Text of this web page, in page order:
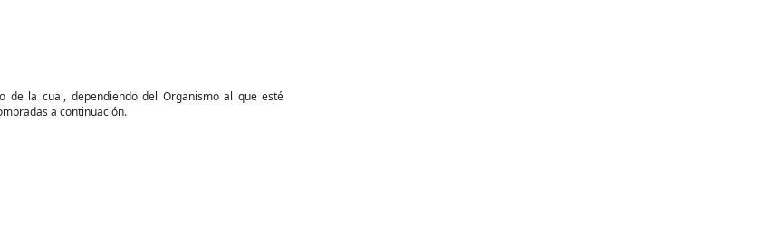
de la cual, dependiendo del Organismo al que esté
a continuación.